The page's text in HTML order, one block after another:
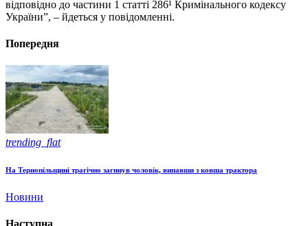
відповідно до частини 1 статті 286¹ Кримінального кодексу
України”, – йдеться у повідомленні.
Попередня
trending_flat
На Тернопільщині трагічно загинув чоловік, випавши з ковша трактора
Новини
Наступна